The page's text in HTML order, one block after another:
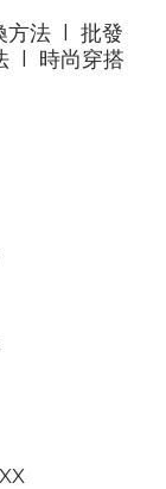
方法l 批發
時尚穿搭